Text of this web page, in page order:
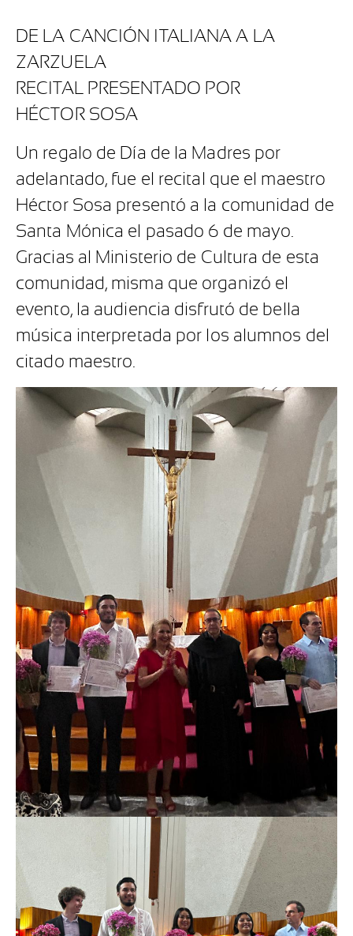
DE LA CANCIÓN ITALIANA A LA
ZARZUELA
RECITAL PRESENTADO POR
HÉCTOR SOSA
Un regalo de Día de la Madres por
adelantado, fue el recital que el maestro
Héctor Sosa presentó a la comunidad de
Santa Mónica el pasado 6 de mayo.
Gracias al Ministerio de Cultura de esta
comunidad, misma que organizó el
evento, la audiencia disfrutó de bella
música interpretada por los alumnos del
citado maestro.